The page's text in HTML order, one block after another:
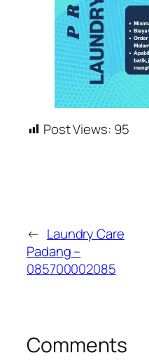
Post Views: 95
← Laundry Care
Padang –
085700002085
Comments